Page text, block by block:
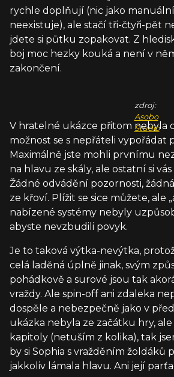
rychle doplňují (nic jako
neexistuje), ale stačí tři-čtyři-pět
jdete si půtku zopakovat. Z
boj moc hezky kouká a není v
zakončení.
zdroj:
Asobo
Studio
V hratelné ukázce přitom nebyla
možnost se s nepřáteli vypořádat
Maximálně jste mohli prvnímu
na hlavu ze skály, ale ostatní si
Žádné odvádění pozornosti,
ze křoví. Plížit se sice můžete, ale
nabízené systémy nebyly
abyste nevzbudili povyk.
Je to taková výtka-nevýtka,
celá laděná úplně jinak, svým
pohádkově a surové jsou tak
vraždy. Ale spin-off ani zdaleka
dospěle a nebezpečně jako v
ukázka nebyla ze začátku hry, ale
kapitoly (netuším z kolika), tak
by si Sophia s vražděním žoldáků
jakkoliv lámala hlavu. Ani její